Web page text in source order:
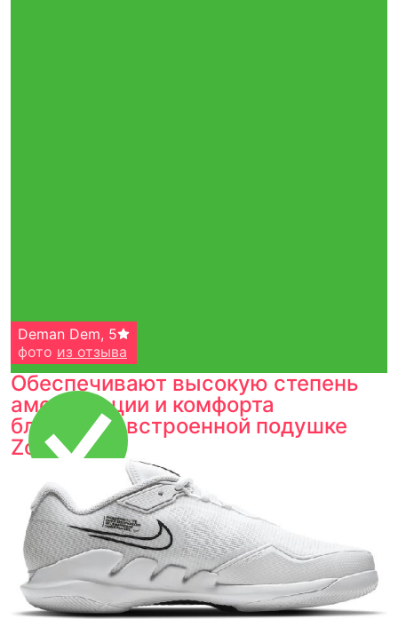
Тройная гарантия
оригинальности
Товар сертифицирован и опломбирован.
Проверяем на оригинальность
по 16 параметрам.
Если придёт подделка — вернём деньги
в трёхкратном размере.
Как мы провеяем товары
Deman Dem, 5
фото из отзыва
Обеспечивают высокую степень
амортизации и комфорта
благодаря встроенной подушке
Zoom Air.